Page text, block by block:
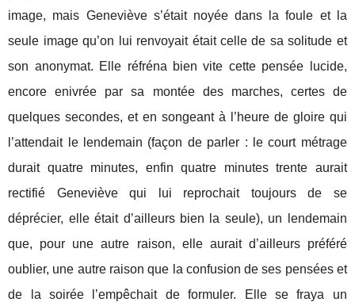
image, mais Geneviève s’était noyée dans la foule et la
seule image qu’on lui renvoyait était celle de sa solitude et
son anonymat. Elle réfréna bien vite cette pensée lucide,
encore enivrée par sa montée des marches, certes de
quelques secondes, et en songeant à l’heure de gloire qui
l’attendait le lendemain (façon de parler : le court métrage
durait quatre minutes, enfin quatre minutes trente aurait
rectifié Geneviève qui lui reprochait toujours de se
déprécier, elle était d’ailleurs bien la seule), un lendemain
que, pour une autre raison, elle aurait d’ailleurs préféré
oublier, une autre raison que la confusion de ses pensées et
de la soirée l’empêchait de formuler. Elle se fraya un